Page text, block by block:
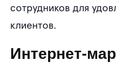
сотрудников для
клиентов.
Интернет-